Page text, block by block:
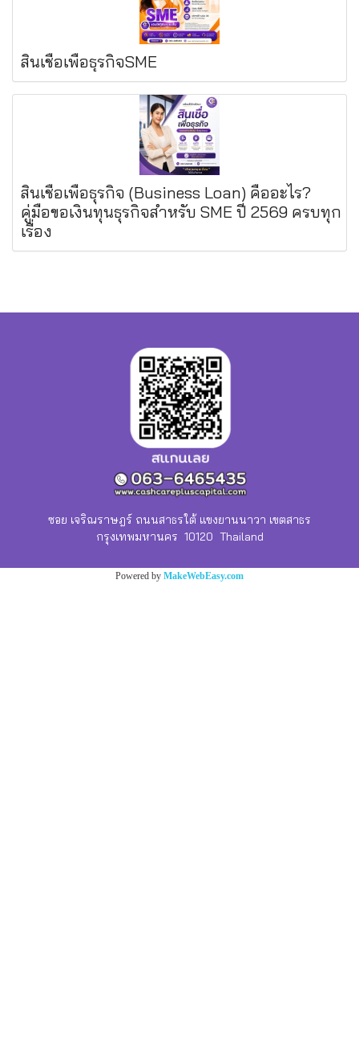
สินเชื่อเพื่อธุรกิจSME
สินเชื่อเพื่อธุรกิจ (Business Loan) คืออะไร?
คู่มือขอเงินทุนธุรกิจสำหรับ SME ปี 2569 ครบทุก
เรื่อง
ซอย เจริณราษฎร์ ถนนสาธรใต้ แขงยานนาวา เขตสาธร
กรุงเทพมหานคร 10120 Thailand
Powered by MakeWebEasy.com